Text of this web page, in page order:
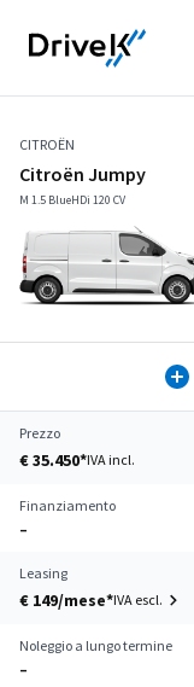
CITROËN
Citroën Jumpy
M 1.5 BlueHDi 120 CV
Prezzo
€ 35.450*IVA incl.
Finanziamento
–
Leasing
€ 149/mese*IVA escl.
Noleggio a lungo termine
–